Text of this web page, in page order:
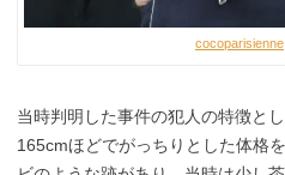
cocoparisienne
当時判明した事件の犯人の特徴と
165cmほどでがっちりとした体格